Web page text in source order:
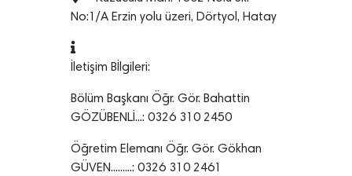
No:1/A Erzin yolu üzeri, Dörtyol, Hatay
İletişim Bİlgileri:
Bölüm Başkanı Öğr. Gör. Bahattin
GÖZÜBENLİ...: 0326 310 2450
Öğretim Elemanı Öğr. Gör. Gökhan
GÜVEN.........: 0326 310 2461